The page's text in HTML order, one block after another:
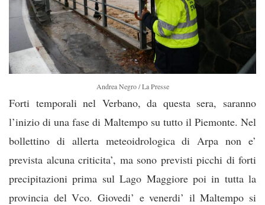
Andrea Negro / La Presse
Forti temporali nel Verbano, da questa sera, saranno
l’inizio di una fase di Maltempo su tutto il Piemonte. Nel
bollettino di allerta meteoidrologica di Arpa non e’
prevista alcuna criticita’, ma sono previsti picchi di forti
precipitazioni prima sul Lago Maggiore poi in tutta la
provincia del Vco. Giovedi’ e venerdi’ il Maltempo si